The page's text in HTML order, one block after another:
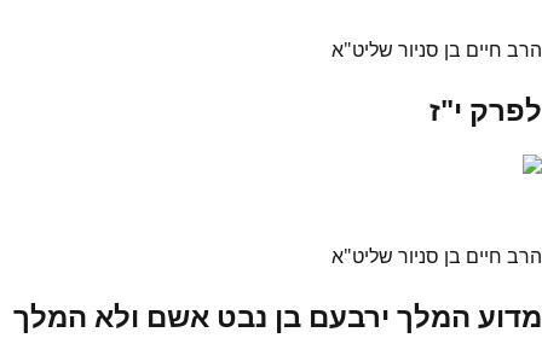
הרב חיים בן סניור שליט"א
לפרק י"ז
הרב חיים בן סניור שליט"א
מדוע המלך ירבעם בן נבט אשם ולא המלך